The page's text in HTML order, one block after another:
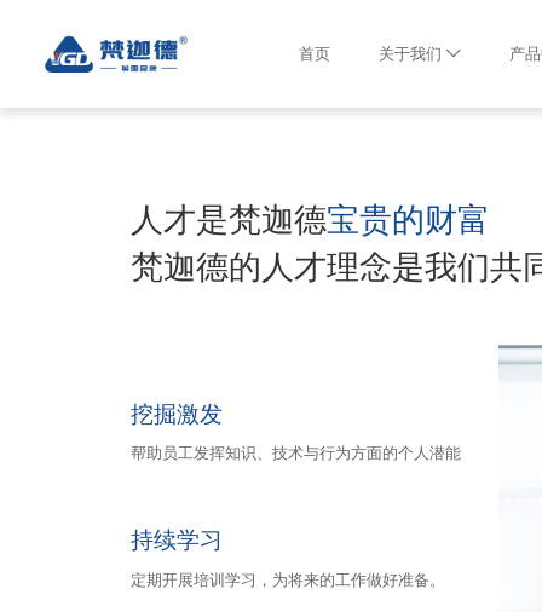
首页 关于我们 产
人才是梵迦德宝贵的财富
梵迦德的人才理念是我们共
挖掘激发
帮助员工发挥知识、技术与行为方面的个人潜能
持续学习
定期开展培训学习，为将来的工作做好准备。